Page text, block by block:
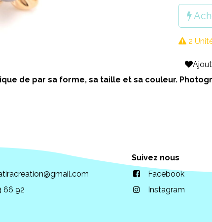
2
de par sa forme, sa taille et sa couleur.
66 92
Suivez nous
Facebook
Instagram